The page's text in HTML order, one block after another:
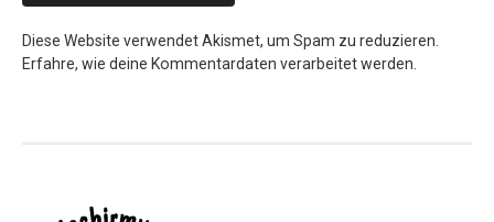
Diese Website verwendet Akismet, um Spam zu reduzieren.
Erfahre, wie deine Kommentardaten verarbeitet werden.